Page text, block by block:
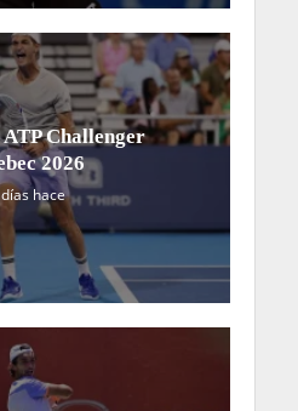
Challenger
2026
hace